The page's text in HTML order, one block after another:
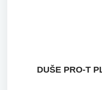
DUŠE PRO-T